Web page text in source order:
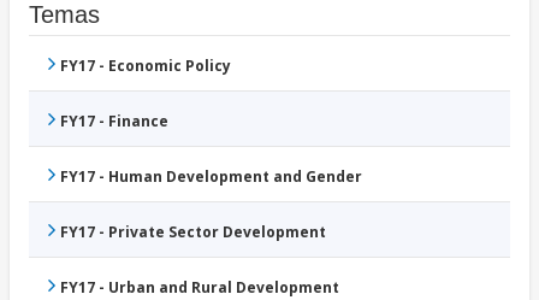
Temas
FY17 - Economic Policy
FY17 - Finance
FY17 - Human Development and Gender
FY17 - Private Sector Development
FY17 - Urban and Rural Development